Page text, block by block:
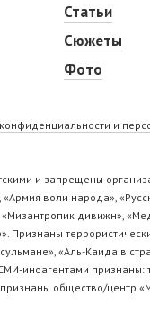
Статьи
Сюжеты
Фото
и
и запрещены
«Армия воли народа»,
дивижн»,
Признаны
«Аль-Каида в
иноагентами
общество/центр